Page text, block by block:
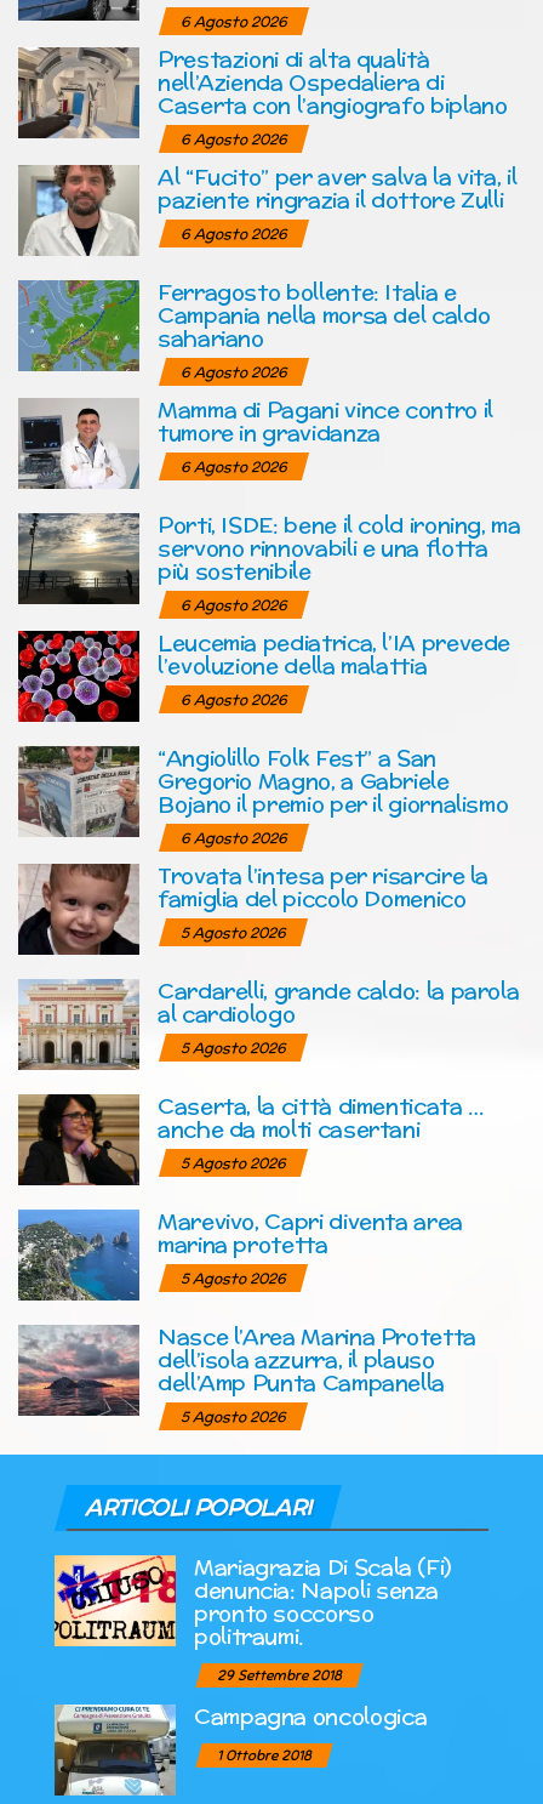
6 Agosto 2026
Prestazioni di alta qualità
nell’Azienda Ospedaliera di
Caserta con l’angiografo biplano
6 Agosto 2026
Al “Fucito” per aver salva la vita, il
paziente ringrazia il dottore Zulli
6 Agosto 2026
Ferragosto bollente: Italia e
Campania nella morsa del caldo
sahariano
6 Agosto 2026
Mamma di Pagani vince contro il
tumore in gravidanza
6 Agosto 2026
Porti, ISDE: bene il cold ironing, ma
servono rinnovabili e una flotta
più sostenibile
6 Agosto 2026
Leucemia pediatrica, l’IA prevede
l’evoluzione della malattia
6 Agosto 2026
“Angiolillo Folk Fest” a San
Gregorio Magno, a Gabriele
Bojano il premio per il giornalismo
6 Agosto 2026
Trovata l’intesa per risarcire la
famiglia del piccolo Domenico
5 Agosto 2026
Cardarelli, grande caldo: la parola
al cardiologo
5 Agosto 2026
Caserta, la città dimenticata …
anche da molti casertani
5 Agosto 2026
Marevivo, Capri diventa area
marina protetta
5 Agosto 2026
Nasce l’Area Marina Protetta
dell’isola azzurra, il plauso
dell’Amp Punta Campanella
5 Agosto 2026
ARTICOLI POPOLARI
Mariagrazia Di Scala (Fi)
denuncia: Napoli senza
pronto soccorso
politraumi.
29 Settembre 2018
Campagna oncologica
1 Ottobre 2018